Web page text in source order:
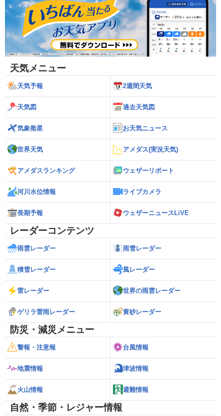
天気メニュー
天気予報 2週間天気
天気図 過去天気図
気象衛星 お天気ニュース
世界天気 アメダス(実況天気)
アメダスランキング ウェザーリポート
河川水位情報 ライブカメラ
長期予報 ウェザーニュースLiVE
レーダーコンテンツ
雨雲レーダー 雨雪レーダー
積雪レーダー 風レーダー
雷レーダー 世界の雨雲レーダー
ゲリラ雷雨レーダー 黄砂レーダー
防災・減災メニュー
警報・注意報 台風情報
地震情報 津波情報
火山情報 避難情報
自然・季節・レジャー情報